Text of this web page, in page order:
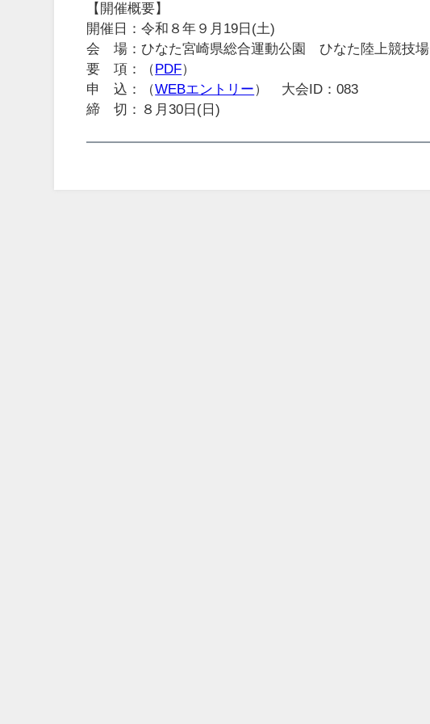
【開催概要】
開催日：令和８年９月19日(土)
会 場：ひなた宮崎県総合運動公園 ひなた陸上競技場
要 項：（PDF）
申 込：（WEBエントリー） 大会ID：083
締 切：８月30日(日)